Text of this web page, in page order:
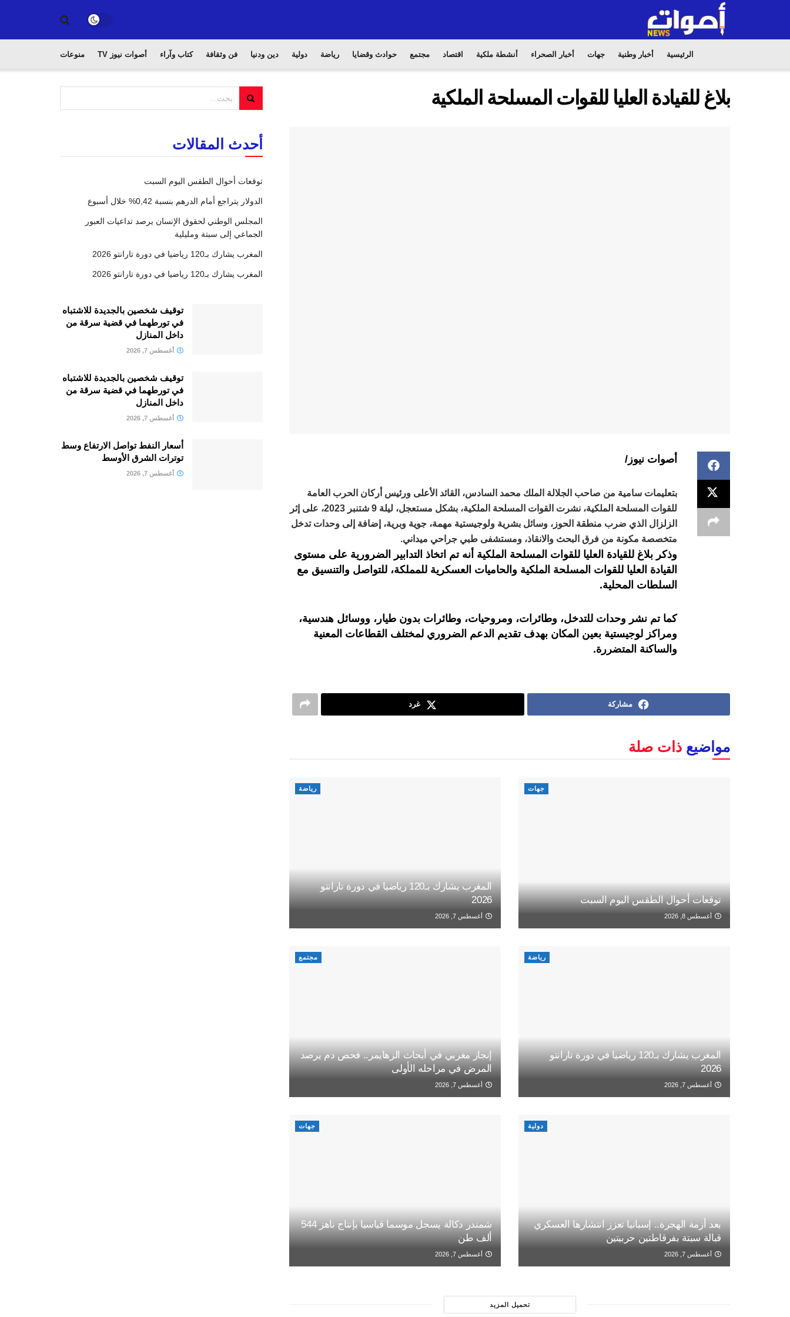
الرئيسية أخبار وطنية جهات أخبار الصحراء أنشطة ملكية اقتصاد مجتمع حوادث وقضايا رياضة دولية دين ودنيا فن وثقافة كتاب وآراء أصوات نيوز TV منوعات
بلاغ للقيادة العليا للقوات المسلحة الملكية
أصوات نيوز/
بتعليمات سامية من صاحب الجلالة الملك محمد السادس، القائد الأعلى ورئيس أركان الحرب العامة
للقوات المسلحة الملكية، نشرت القوات المسلحة الملكية، بشكل مستعجل، ليلة 9 شتنبر 2023، على إثر
الزلزال الذي ضرب منطقة الحوز، وسائل بشرية ولوجيستية مهمة، جوية وبرية، إضافة إلى وحدات تدخل
متخصصة مكونة من فرق البحث والانقاذ، ومستشفى طبي جراحي ميداني.
وذكر بلاغ للقيادة العليا للقوات المسلحة الملكية أنه تم اتخاذ التدابير الضرورية على مستوى
القيادة العليا للقوات المسلحة الملكية والحاميات العسكرية للمملكة، للتواصل والتنسيق مع
السلطات المحلية.
كما تم نشر وحدات للتدخل، وطائرات، ومروحيات، وطائرات بدون طيار، ووسائل هندسية،
ومراكز لوجيستية بعين المكان بهدف تقديم الدعم الضروري لمختلف القطاعات المعنية
والساكنة المتضررة.
مشاركة غرد
مواضيع ذات صلة
جهات
توقعات أحوال الطقس اليوم السبت
أغسطس 8, 2026
رياضة
المغرب يشارك بـ120 رياضيا في دورة تارانتو
2026
أغسطس 7, 2026
رياضة
المغرب يشارك بـ120 رياضيا في دورة تارانتو
2026
أغسطس 7, 2026
مجتمع
إنجاز مغربي في أبحاث الزهايمر.. فحص دم يرصد
المرض في مراحله الأولى
أغسطس 7, 2026
دولية
بعد أزمة الهجرة.. إسبانيا تعزز انتشارها العسكري
قبالة سبتة بفرقاطتين حربيتين
أغسطس 7, 2026
جهات
شمندر دكالة يسجل موسما قياسيا بإنتاج ناهز 544
ألف طن
أغسطس 7, 2026
تحميل المزيد
أحدث المقالات
توقعات أحوال الطقس اليوم السبت
الدولار يتراجع أمام الدرهم بنسبة 0,42% خلال أسبوع
المجلس الوطني لحقوق الإنسان يرصد تداعيات العبور
الجماعي إلى سبتة ومليلية
المغرب يشارك بـ120 رياضيا في دورة تارانتو 2026
المغرب يشارك بـ120 رياضيا في دورة تارانتو 2026
توقيف شخصين بالجديدة للاشتباه
في تورطهما في قضية سرقة من
داخل المنازل
أغسطس 7, 2026
توقيف شخصين بالجديدة للاشتباه
في تورطهما في قضية سرقة من
داخل المنازل
أغسطس 7, 2026
أسعار النفط تواصل الارتفاع وسط
توترات الشرق الأوسط
أغسطس 7, 2026